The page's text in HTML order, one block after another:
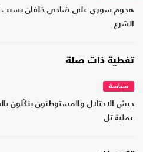
هجوم سوري على ضاحي خلفان بسبب
الشرع
تغطية ذات صلة
سياسة
جيش الاحتلال والمستوطنون ينكّلون
عملية تل